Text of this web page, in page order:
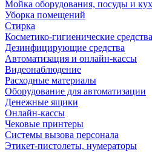
Мойка оборудования, посуды и
Уборка помещений
Стирка
Косметико-гигиенические средства
Дезинфицирующие средства
Автоматизация и онлайн-кассы
Видеонаблюдение
Расходные материалы
Оборудование для автоматизации
Денежные ящики
Онлайн-кассы
Чековые принтеры
Системы вызова персонала
Этикет-пистолеты, нумераторы